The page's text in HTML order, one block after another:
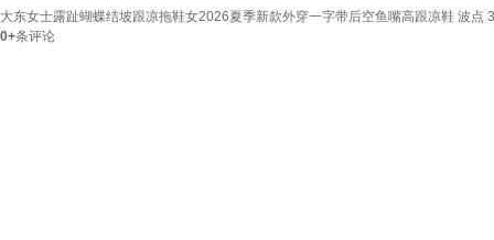
大东女士露趾蝴蝶结坡跟凉拖鞋女2026夏季新款外穿一字带后空鱼嘴高跟凉鞋 波点
0+条评论